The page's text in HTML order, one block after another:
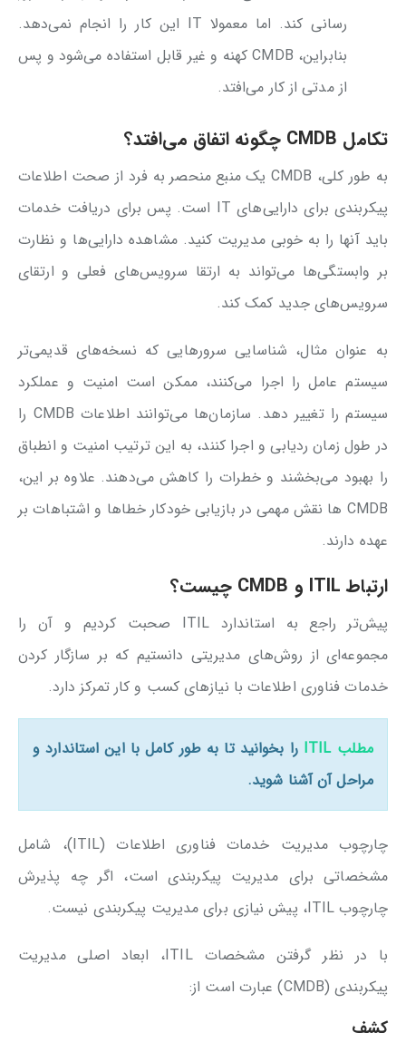
رسانی کند. اما معمولا IT این کار را انجام نمی‌دهد.
بنابراین، CMDB کهنه و غیر قابل استفاده می‌شود و پس
از مدتی از کار می‌افتد.
تکامل CMDB چگونه اتفاق می‌افتد؟
به طور کلی، CMDB یک منبع منحصر به فرد از صحت اطلاعات
پیکربندی برای دارایی‌های IT است. پس برای دریافت خدمات
باید آنها را به خوبی مدیریت کنید. مشاهده دارایی‌ها و نظارت
بر وابستگی‌ها می‌تواند به ارتقا سرویس‌های فعلی و ارتقای
سرویس‌های جدید کمک کند.
به عنوان مثال، شناسایی سرورهایی که نسخه‌های قدیمی‌تر
سیستم عامل را اجرا می‌کنند، ممکن است امنیت و عملکرد
سیستم را تغییر دهد. سازمان‌ها می‌توانند اطلاعات CMDB را
در طول زمان ردیابی و اجرا کنند، به این ترتیب امنیت و انطباق
را بهبود می‌بخشند و خطرات را کاهش می‌دهند. علاوه بر این،
CMDB ها نقش مهمی در بازیابی خودکار خطاها و اشتباهات بر
عهده دارند.
ارتباط ITIL و CMDB چیست؟
پیش‌تر راجع به استاندارد ITIL صحبت کردیم و آن را
مجموعه‌ای از روش‌های مدیریتی دانستیم که بر سازگار کردن
خدمات فناوری اطلاعات با نیازهای کسب و کار تمرکز دارد.
مطلب ITIL
را بخوانید تا به طور کامل با این استاندارد و
مراحل آن آشنا شوید.
چارچوب مدیریت خدمات فناوری اطلاعات (ITIL)، شامل
مشخصاتی برای مدیریت پیکربندی است، اگر چه پذیرش
چارچوب ITIL، پیش نیازی برای مدیریت پیکربندی نیست.
با در نظر گرفتن مشخصات ITIL، ابعاد اصلی مدیریت
پیکربندی (CMDB) عبارت است از:
کشف